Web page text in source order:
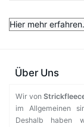
Hier mehr
Über Uns
Wir von
im Allgemeinen
Deshalb haben